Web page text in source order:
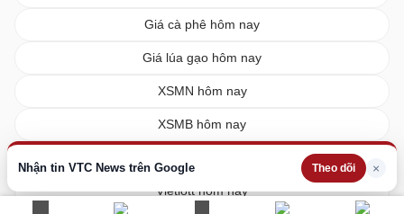
Nhận tin VTC News trên Google Theo dõi ×
Giá cà phê hôm nay
Giá lúa gạo hôm nay
XSMN hôm nay
XSMB hôm nay
Vietlott hôm nay